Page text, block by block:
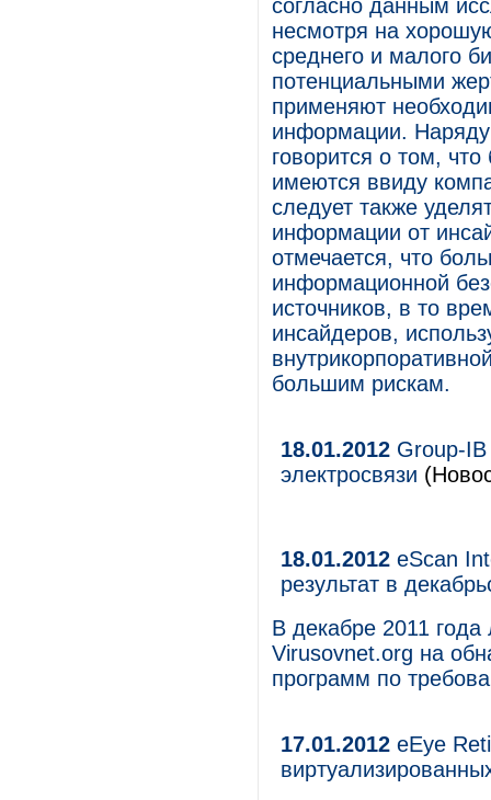
согласно данным
несмотря на
среднего и малого
потенциальными
применяют
информации.
говорится о том,
имеются ввиду
следует также
информации от
отмечается, что
информационной
источников, в то
инсайдеров,
большим рискам.
18.01.2012 Group-
электросвязи
18.01.2012 eScan
результат в
В декабре 2011
Virusovnet.org на
программ по
17.01.2012 eEye